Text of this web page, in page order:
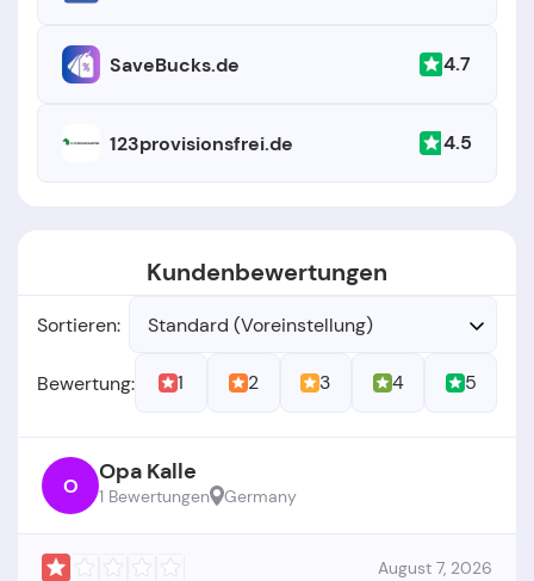
SaveBucks.de 4.7
123provisionsfrei.de 4.5
Kundenbewertungen
Sortieren: Standard (Voreinstellung)
Bewertung: 1 2 3 4 5
O Opa Kalle
1 Bewertungen Germany
August 7, 2026